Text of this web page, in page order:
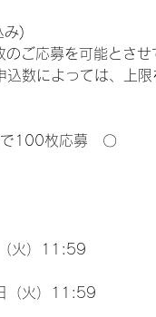
み)
ご応募を可能とさ
数によっては、上
100枚応募　〇
火）11:59
（火）11:59